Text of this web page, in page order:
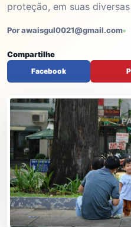
proteção, em suas
Por awaisgul0021@gmail.com
Compartilhe
Facebook